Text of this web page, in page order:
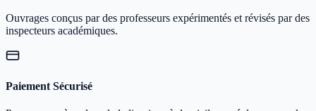
Ouvrages conçus par des professeurs expérimentés et révisés par des
inspecteurs académiques.
Paiement Sécurisé